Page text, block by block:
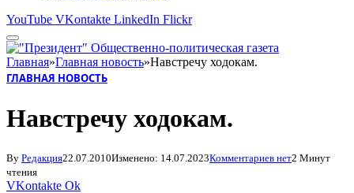
YouTube VKontakte LinkedIn Flickr
Главная»Главная новость»Навстречу ходокам.
ГЛАВНАЯ НОВОСТЬ
Навстречу ходокам.
By Редакция22.07.2010Изменено: 14.07.2023Комментариев нет2 Минут
чтения
VKontakte Ok